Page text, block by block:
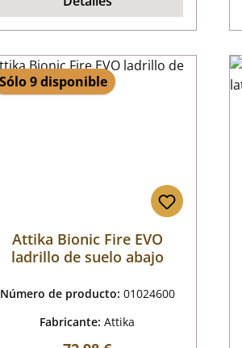
Sólo 9 disponible
Attika Bionic Fire EVO
ladrillo de suelo abajo
Número de producto: 01024600
Fabricante:Attika